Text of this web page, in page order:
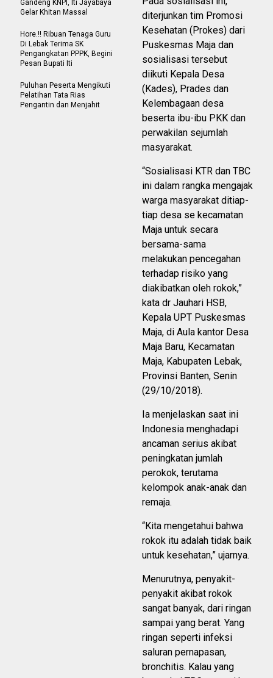
diterjunkan tim Promosi
Kesehatan (Prokes) dari
Puskesmas Maja dan
sosialisasi tersebut
diikuti Kepala Desa
(Kades), Prades dan
Kelembagaan desa
beserta ibu-ibu PKK dan
perwakilan sejumlah
masyarakat.
“Sosialisasi KTR dan TBC
ini dalam rangka mengajak
warga masyarakat ditiap-
tiap desa se kecamatan
Maja untuk secara
bersama-sama
melakukan pencegahan
terhadap risiko yang
diakibatkan oleh rokok,”
kata dr Jauhari HSB,
Kepala UPT Puskesmas
Maja, di Aula kantor Desa
Maja Baru, Kecamatan
Maja, Kabupaten Lebak,
Provinsi Banten, Senin
(29/10/2018).
Ia menjelaskan saat ini
Indonesia menghadapi
ancaman serius akibat
peningkatan jumlah
perokok, terutama
kelompok anak-anak dan
remaja.
“Kita mengetahui bahwa
rokok itu adalah tidak baik
untuk kesehatan,” ujarnya.
Menurutnya, penyakit-
penyakit akibat rokok
sangat banyak, dari ringan
sampai yang berat. Yang
ringan seperti infeksi
saluran pernapasan,
bronchitis. Kalau yang
Gandeng KNPI, Iti Jayabaya
Gelar Khitan Massal
Hore.!! Ribuan Tenaga Guru
Di Lebak Terima SK
Pengangkatan PPPK, Begini
Pesan Bupati Iti
Puluhan Peserta Mengikuti
Pelatihan Tata Rias
Pengantin dan Menjahit